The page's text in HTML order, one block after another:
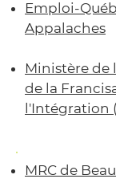
Emploi-
Appalaches
Ministère de
de la
l'Intégration
MRC de